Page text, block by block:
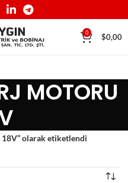
0 $0,00
MOTORU
18V” olarak etiketlendi